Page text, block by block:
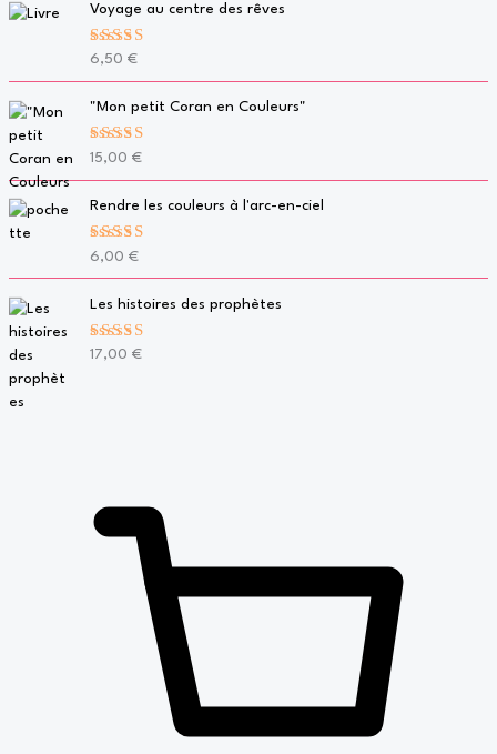
Voyage au centre des rêves
Note
6,50 €
"Mon petit Coran en Couleurs"
Note5.00
15,00 €
Rendre les couleurs à l'arc-en-ciel
Note5.00
6,00 €
Les histoires des prophètes
Note5.00
17,00 €